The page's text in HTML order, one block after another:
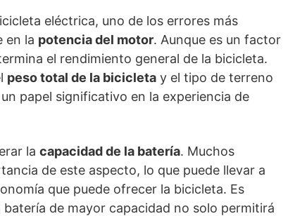
eléctrica, uno de los errores más
en la potencia del motor. Aunque es un factor
el rendimiento general de la bicicleta.
peso total de la bicicleta y el tipo de terreno
papel significativo en la experiencia de
la capacidad de la batería. Muchos
de este aspecto, lo que puede llevar a
que puede ofrecer la bicicleta. Es
de mayor capacidad no solo permitirá